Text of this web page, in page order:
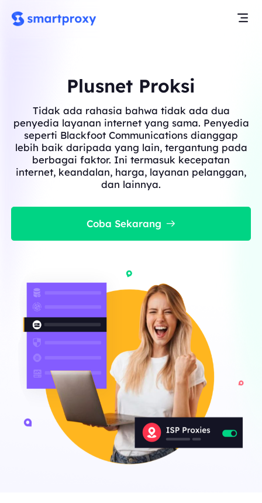
Plusnet Proksi
Tidak ada rahasia bahwa tidak ada dua
penyedia layanan internet yang sama. Penyedia
seperti Blackfoot Communications dianggap
lebih baik daripada yang lain, tergantung pada
berbagai faktor. Ini termasuk kecepatan
internet, keandalan, harga, layanan pelanggan,
dan lainnya.
Coba Sekarang